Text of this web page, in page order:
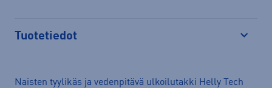
Tuotetiedot
Naisten tyylikäs ja vedenpitävä ulkoilutakki Helly Tech